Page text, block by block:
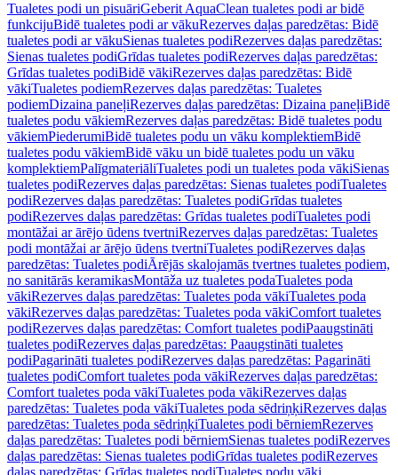
Tualetes podi un pisuāriGeberit AquaClean tualetes podi ar bidē
funkcijuBidē tualetes podi ar vākuRezerves daļas paredzētas: Bidē
tualetes podi ar vākuSienas tualetes podiRezerves daļas paredzētas:
Sienas tualetes podiGrīdas tualetes podiRezerves daļas paredzētas:
Grīdas tualetes podiBidē vākiRezerves daļas paredzētas: Bidē
vākiTualetes podiemRezerves daļas paredzētas: Tualetes
podiemDizaina paneļiRezerves daļas paredzētas: Dizaina paneļiBidē
tualetes podu vākiemRezerves daļas paredzētas: Bidē tualetes podu
vākiemPiederumiBidē tualetes podu un vāku komplektiemBidē
tualetes podu vākiemBidē vāku un bidē tualetes podu un vāku
komplektiemPalīgmateriāliTualetes podi un tualetes poda vākiSienas
tualetes podiRezerves daļas paredzētas: Sienas tualetes podiTualetes
podiRezerves daļas paredzētas: Tualetes podiGrīdas tualetes
podiRezerves daļas paredzētas: Grīdas tualetes podiTualetes podi
montāžai ar ārējo ūdens tvertniRezerves daļas paredzētas: Tualetes
podi montāžai ar ārējo ūdens tvertniTualetes podiRezerves daļas
paredzētas: Tualetes podiĀrējās skalojamās tvertnes tualetes podiem,
no sanitārās keramikasMontāža uz tualetes podaTualetes poda
vākiRezerves daļas paredzētas: Tualetes poda vākiTualetes poda
vākiRezerves daļas paredzētas: Tualetes poda vākiComfort tualetes
podiRezerves daļas paredzētas: Comfort tualetes podiPaaugstināti
tualetes podiRezerves daļas paredzētas: Paaugstināti tualetes
podiPagarināti tualetes podiRezerves daļas paredzētas: Pagarināti
tualetes podiComfort tualetes poda vākiRezerves daļas paredzētas:
Comfort tualetes poda vākiTualetes poda vākiRezerves daļas
paredzētas: Tualetes poda vākiTualetes poda sēdriņķiRezerves daļas
paredzētas: Tualetes poda sēdriņķiTualetes podi bērniemRezerves
daļas paredzētas: Tualetes podi bērniemSienas tualetes podiRezerves
daļas paredzētas: Sienas tualetes podiGrīdas tualetes podiRezerves
daļas paredzētas: Grīdas tualetes podiTualetes podu vāki